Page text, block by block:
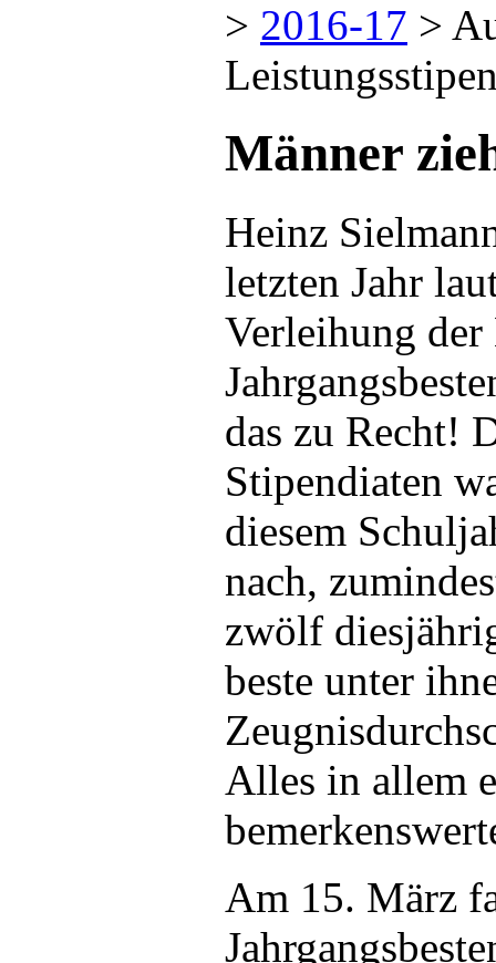
> 2016-17 >
Männer
Heinz
letzten Jahr
Verleihung
das zu Recht!
Stipendiaten
diesem
nach,
zwölf
beste unter
Alles in allem
Am 15. März